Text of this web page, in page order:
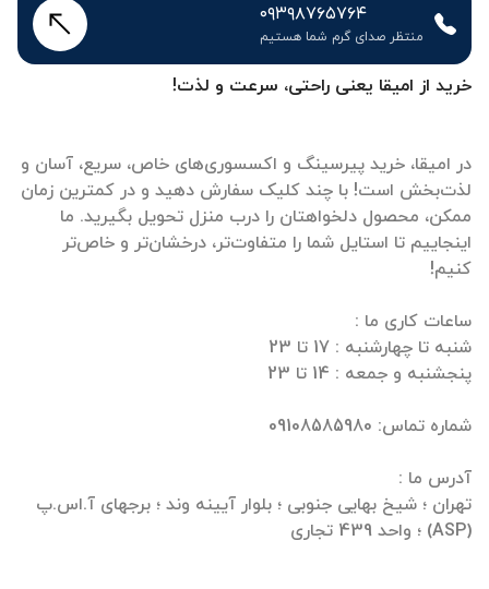
خرید از امیقا یعنی راحتی، سرعت و لذت!
در امیقا، خرید پیرسینگ و اکسسوری‌های خاص، سریع، آسان و
لذت‌بخش است! با چند کلیک سفارش دهید و در کمترین زمان
ممکن، محصول دلخواهتان را درب منزل تحویل بگیرید. ما
اینجاییم تا استایل شما را متفاوت‌تر، درخشان‌تر و خاص‌تر
تهران ؛ شیخ بهایی جنوبی ؛ بلوار آیینه وند ؛ برجهای آ.اس.پ
(ASP) ؛ واحد 439 تجاری
۰۹۳۹۸۷۶۵۷۶۴
منتظر صدای گرم شما هستیم